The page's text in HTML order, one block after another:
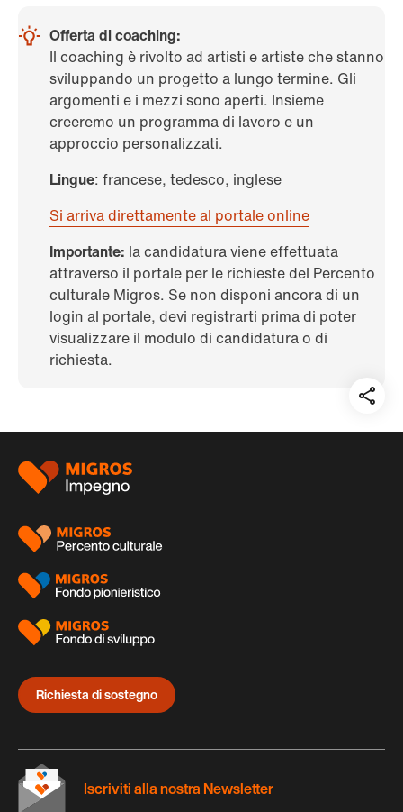
Offerta di coaching:
Il coaching è rivolto ad artisti e artiste che stanno
sviluppando un progetto a lungo termine. Gli
argomenti e i mezzi sono aperti. Insieme
creeremo un programma di lavoro e un
approccio personalizzati.
Lingue: francese, tedesco, inglese
Si arriva direttamente al portale online
Importante: la candidatura viene effettuata
attraverso il portale per le richieste del Percento
culturale Migros. Se non disponi ancora di un
login al portale, devi registrarti prima di poter
visualizzare il modulo di candidatura o di
richiesta.
auf:
Piè
pagina
Richiesta di sostegno
Iscriviti alla nostra Newsletter